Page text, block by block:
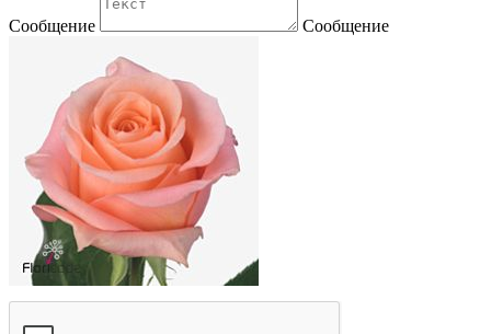
Сообщение Сообщение